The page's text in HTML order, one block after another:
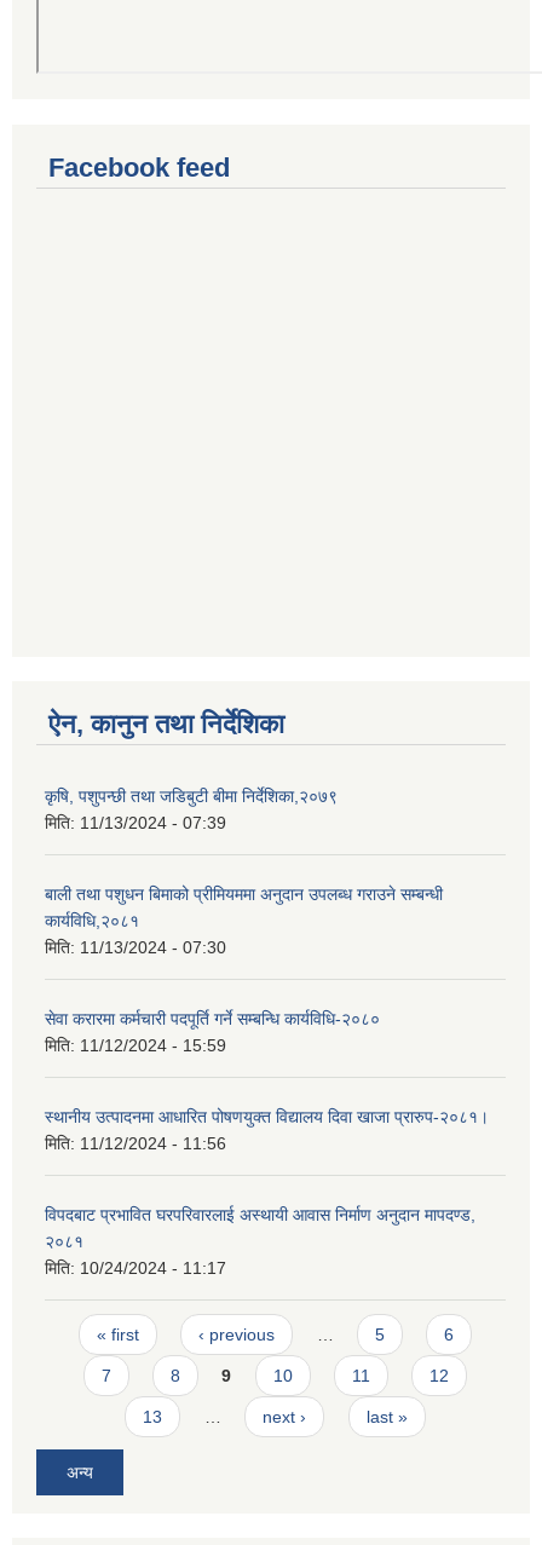
Facebook feed
ऐन, कानुन तथा निर्देशिका
कृषि, पशुपन्छी तथा जडिबुटी बीमा निर्देशिका,२०७९
मिति: 11/13/2024 - 07:39
बाली तथा पशुधन बिमाको प्रीमियममा अनुदान उपलब्ध गराउने सम्बन्धी
कार्यविधि,२०८१
मिति: 11/13/2024 - 07:30
सेवा करारमा कर्मचारी पदपूर्ति गर्ने सम्बन्धि कार्यविधि-२०८०
मिति: 11/12/2024 - 15:59
स्थानीय उत्पादनमा आधारित पोषणयुक्त विद्यालय दिवा खाजा प्रारुप-२०८१।
मिति: 11/12/2024 - 11:56
विपदबाट प्रभावित घरपरिवारलाई अस्थायी आवास निर्माण अनुदान मापदण्ड,
२०८१
मिति: 10/24/2024 - 11:17
Pages
« first ‹ previous 5 6
7 8 9 10 11 12
13 next › last »
अन्य